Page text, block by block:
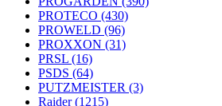
PROTECO (430)
PROWELD (96)
PROXXON (31)
PRSL (16)
PSDS (64)
PUTZMEISTER (3)
Raider(1215)